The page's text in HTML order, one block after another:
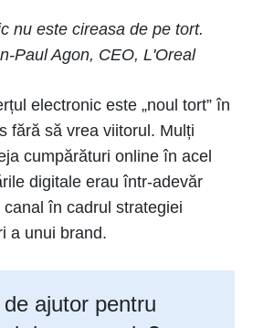
nu este cireasa de pe tort.
Paul Agon, CEO, L'Oreal
electronic este „noul tort” în
fără să vrea viitorul. Mulți
cumpărături online în acel
digitale erau într-adevăr
în cadrul strategiei
a unui brand.
ajutor pentru